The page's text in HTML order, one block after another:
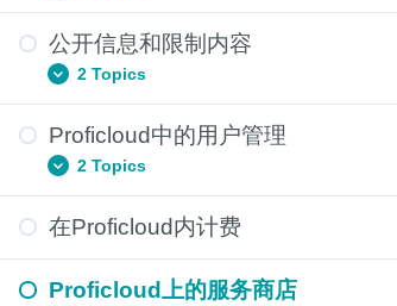
Proficloud的数据安全
简单看看Proficloud提供的智能服务
公开信息和限制内容
2 Topics
Proficloud上的设备信息
Proficloud中的用户管理
2 Topics
Proficloud 内的组织
Proficloud 中的权限
在Proficloud内计费
Proficloud上的服务商店